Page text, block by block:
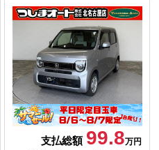
支払総額 99.8万円